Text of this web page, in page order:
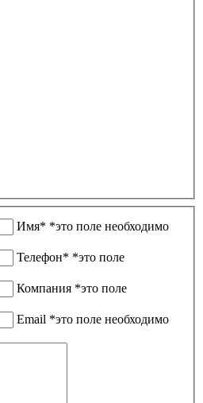
Имя* *это поле необходимо
Телефон* *это поле
Компания *это поле
Email *это поле необходимо